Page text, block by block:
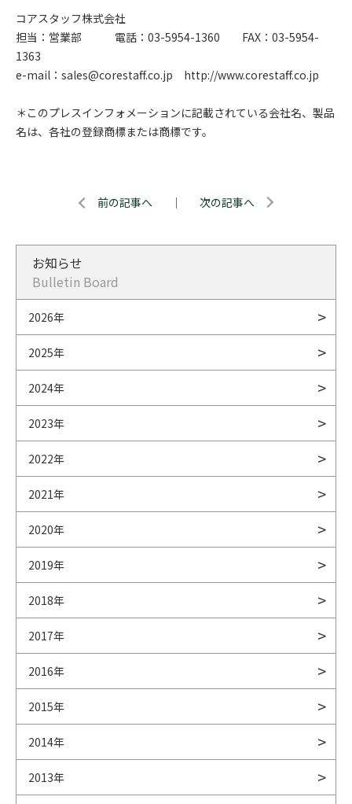
コアスタッフ株式会社
担当：営業部 電話：03-5954-1360 FAX：03-5954-
1363
e-mail：sales@corestaff.co.jp http://www.corestaff.co.jp
＊このプレスインフォメーションに記載されている会社名、製品
名は、各社の登録商標または商標です。
前の記事へ ｜ 次の記事へ
お知らせ
Bulletin Board
2026年
2025年
2024年
2023年
2022年
2021年
2020年
2019年
2018年
2017年
2016年
2015年
2014年
2013年